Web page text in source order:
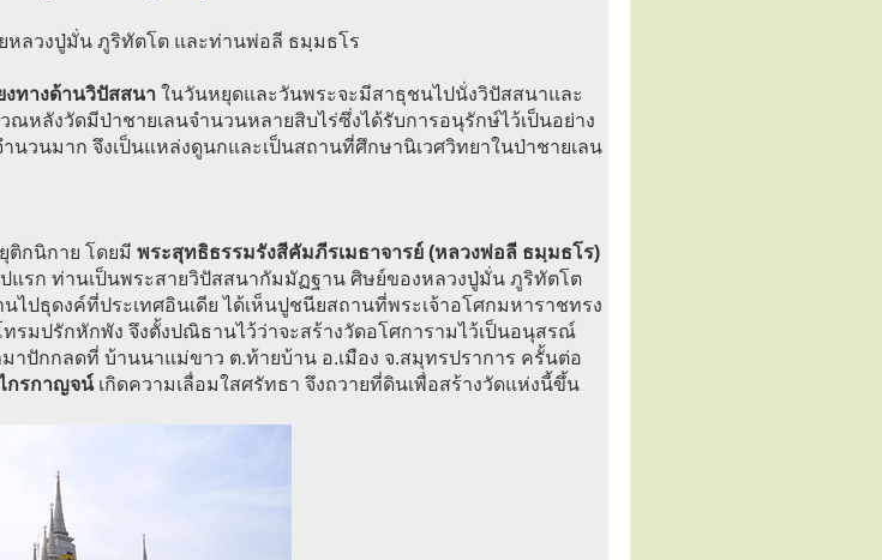
หลวงปู่มั่น ภูริทัตโต และท่านพ่อลี ธมฺมธโร
งทางด้านวิปัสสนา ในวันหยุดและวันพระจะมีสาธุชนไปนั่งวิปัสสนาและ
ณหลังวัดมีป่าชายเลนจำนวนหลายสิบไร่ซึ่งได้รับการอนุรักษ์ไว้เป็นอย่าง
นวนมาก จึงเป็นแหล่งดูนกและเป็นสถานที่ศึกษานิเวศวิทยาในป่าชายเลน
ติกนิกาย โดยมี พระสุทธิธรรมรังสีคัมภีรเมธาจารย์ (หลวงพ่อลี ธมฺมธโร)
ปแรก ท่านเป็นพระสายวิปัสสนากัมมัฏฐาน ศิษย์ของหลวงปู่มั่น ภูริทัตโต
ไปธุดงค์ที่ประเทศอินเดีย ได้เห็นปูชนียสถานที่พระเจ้าอโศกมหาราชทรง
รมปรักหักพัง จึงตั้งปณิธานไว้ว่าจะสร้างวัดอโศการามไว้เป็นอนุสรณ์
าปักกลดที่ บ้านนาแม่ขาว ต.ท้ายบ้าน อ.เมือง จ.สมุทรปราการ ครั้นต่อ
กรกาญจน์เกิดความเลื่อมใสศรัทธา จึงถวายที่ดินเพื่อสร้างวัดแห่งนี้ขึ้น